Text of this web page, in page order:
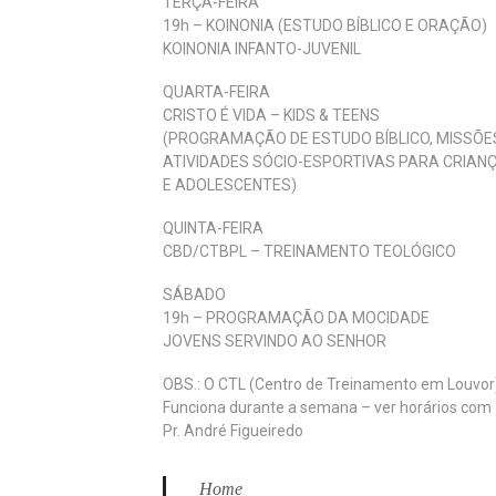
19h – KOINONIA (ESTUDO BÍBLICO E ORAÇÃO)
KOINONIA INFANTO-JUVENIL
QUARTA-FEIRA
CRISTO É VIDA – KIDS & TEENS
(PROGRAMAÇÃO DE ESTUDO BÍBLICO,
ATIVIDADES SÓCIO-ESPORTIVAS PARA
E ADOLESCENTES)
QUINTA-FEIRA
CBD/CTBPL – TREINAMENTO TEOLÓGICO
SÁBADO
19h – PROGRAMAÇÃO DA MOCIDADE
JOVENS SERVINDO AO SENHOR
OBS.: O CTL (Centro de Treinamento em
Funciona durante a semana – ver horários com
Pr. André Figueiredo
Home